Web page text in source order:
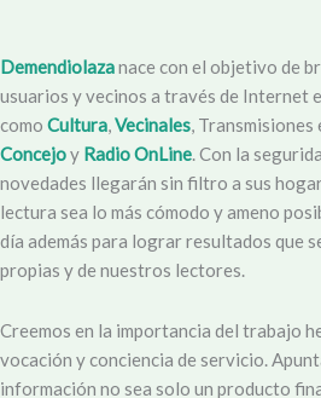
Demendiolazanace con el objetivo de
usuarios y vecinos a través de Internet
como Cultura Vecinales ,
Concejoy Radio OnLine . Con la
novedades llegarán sin filtro a sus
lectura sea lo más cómodo y ameno
día además para lograr resultados que
propias y de nuestros lectores.
Creemos en la importancia del trabajo
vocación y conciencia de servicio.
información no sea solo un producto